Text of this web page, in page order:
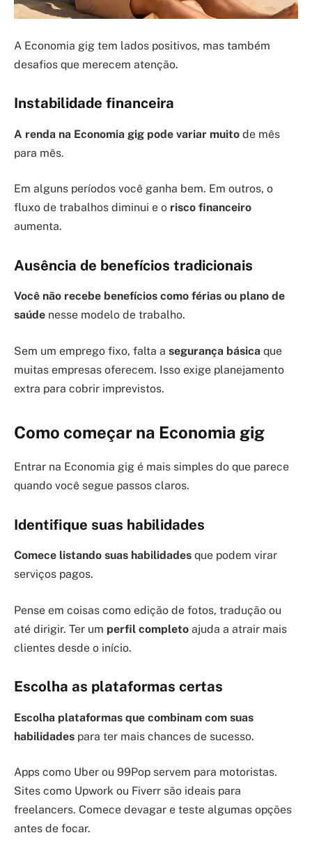
A Economia gig tem lados positivos, mas também
desafios que merecem atenção.
Instabilidade financeira
A renda na Economia gig pode variar muito de mês
para mês.
Em alguns períodos você ganha bem. Em outros, o
fluxo de trabalhos diminui e o risco financeiro
aumenta.
Ausência de benefícios tradicionais
Você não recebe benefícios como férias ou plano de
saúde nesse modelo de trabalho.
Sem um emprego fixo, falta a segurança básica que
muitas empresas oferecem. Isso exige planejamento
extra para cobrir imprevistos.
Como começar na Economia gig
Entrar na Economia gig é mais simples do que parece
quando você segue passos claros.
Identifique suas habilidades
Comece listando suas habilidades que podem virar
serviços pagos.
Pense em coisas como edição de fotos, tradução ou
até dirigir. Ter um perfil completo ajuda a atrair mais
clientes desde o início.
Escolha as plataformas certas
Escolha plataformas que combinam com suas
habilidades para ter mais chances de sucesso.
Apps como Uber ou 99Pop servem para motoristas.
Sites como Upwork ou Fiverr são ideais para
freelancers. Comece devagar e teste algumas opções
antes de focar.